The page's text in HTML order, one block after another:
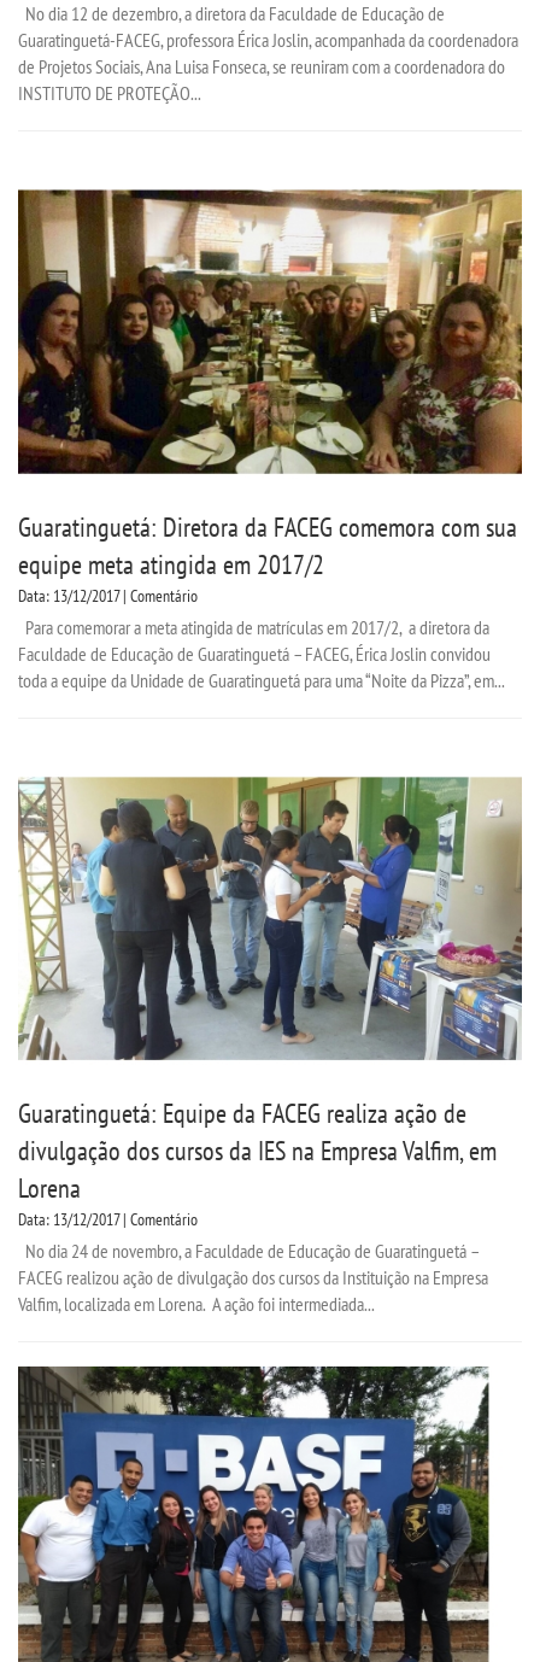
REVISTA CIÊNCIA CONTEMPORÂNEA
UNIESP NEWS
REPOSITÓRIO
TCC
MANUAIS
REGIMENTOS
PPC
CPA
PORTARIAS
WEBMAIL
PORTAL DE ALUNOS
PORTAL DE PROFESSORES/ACADÊMICO
UNIESP
IMPRENSA
TRABALHE CONOSCO
OUVIDORIA
No dia 12 de dezembro, a diretora da Faculdade de Educação de
Guaratinguetá-FACEG, professora Érica Joslin, acompanhada da coordenadora
de Projetos Sociais, Ana Luisa Fonseca, se reuniram com a coordenadora do
INSTITUTO DE PROTEÇÃO...
Guaratinguetá: Diretora da FACEG comemora com sua
equipe meta atingida em 2017/2
Data: 13/12/2017 | Comentário
Para comemorar a meta atingida de matrículas em 2017/2, a diretora da
Faculdade de Educação de Guaratinguetá – FACEG, Érica Joslin convidou
toda a equipe da Unidade de Guaratinguetá para uma “Noite da Pizza”, em...
Guaratinguetá: Equipe da FACEG realiza ação de
divulgação dos cursos da IES na Empresa Valfim, em
Lorena
Data: 13/12/2017 | Comentário
No dia 24 de novembro, a Faculdade de Educação de Guaratinguetá –
FACEG realizou ação de divulgação dos cursos da Instituição na Empresa
Valfim, localizada em Lorena. A ação foi intermediada...